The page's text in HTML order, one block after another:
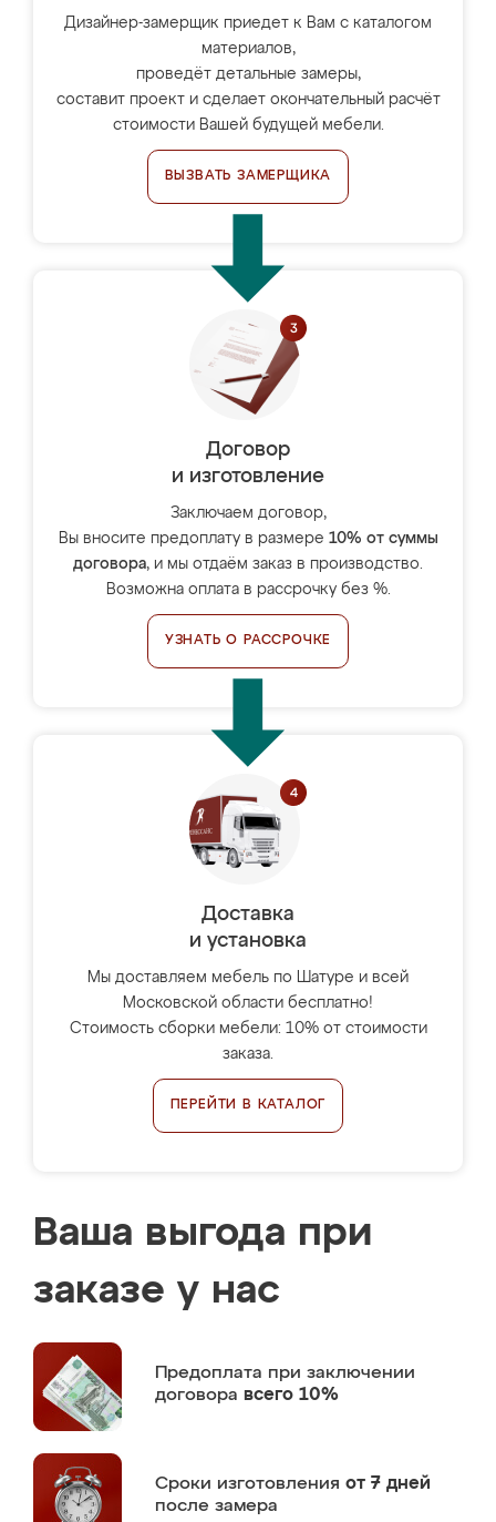
Дизайнер-замерщик приедет к Вам с каталогом
материалов,
проведёт детальные замеры,
составит проект и сделает окончательный расчёт
стоимости Вашей будущей мебели.
ВЫЗВАТЬ ЗАМЕРЩИКА
Договор
и изготовление
Заключаем договор,
Вы вносите предоплату в размере 10% от суммы
договора, и мы отдаём заказ в производство.
Возможна оплата в рассрочку без %.
УЗНАТЬ О РАССРОЧКЕ
Доставка
и установка
Мы доставляем мебель по Шатуре и всей
Московской области бесплатно!
Стоимость сборки мебели: 10% от стоимости
заказа.
ПЕРЕЙТИ В КАТАЛОГ
Ваша выгода при
заказе у нас
Предоплата при заключении
договора всего 10%
Сроки изготовления от 7 дней
после замера